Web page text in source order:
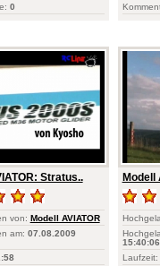
0
Stratus..
von: Modell AVIATOR
am: 07.08.2009
Modell
15:40:06
Laufzeit: